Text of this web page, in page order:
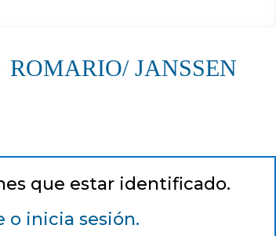
ROMARIO/ JANSSEN
que estar identificado.
o inicia sesión.